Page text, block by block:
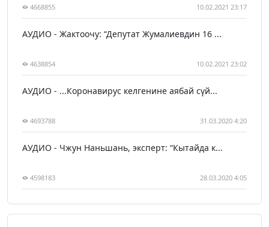
4668855 10.02.2021 23:17
АУДИО - Жактоочу: “Депутат Жумалиевдин 16 ...
4638854 10.02.2021 23:02
АУДИО - ...Коронавирус келгенине аябай сүй...
4693788 31.03.2020 4:20
АУДИО - Чжун Наньшань, эксперт: “Кытайда к...
4598183 28.03.2020 4:05